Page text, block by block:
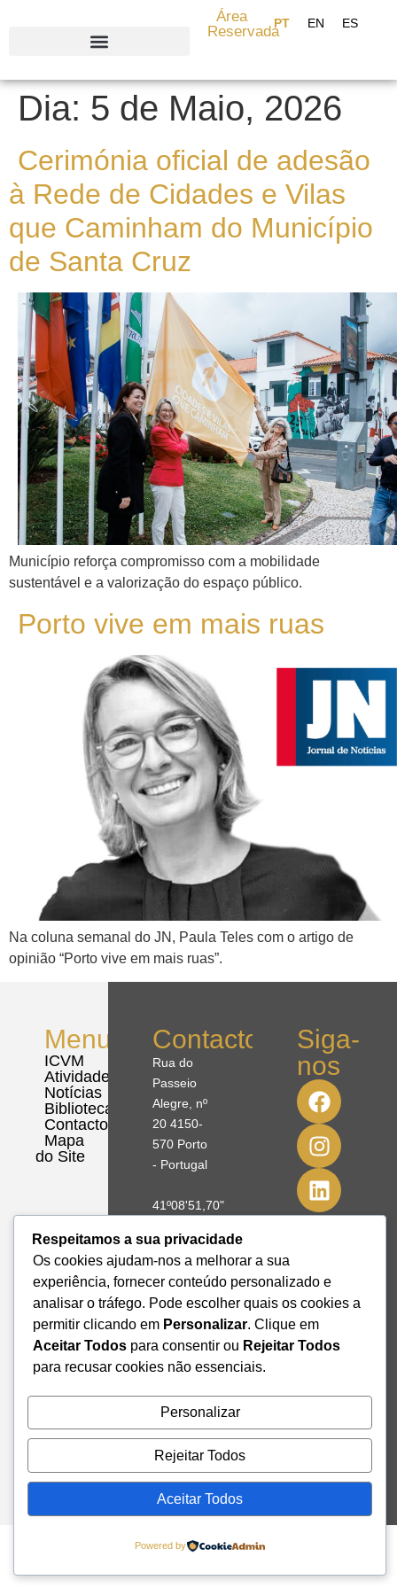
Área
Reservada
Dia: 5 de Maio, 2026
Cerimónia oficial de adesão
à Rede de Cidades e Vilas
que Caminham do Município
de Santa Cruz
Município reforça compromisso com a mobilidade
sustentável e a valorização do espaço público.
Porto vive em mais ruas
Na coluna semanal do JN, Paula Teles com o artigo de
opinião “Porto vive em mais ruas”.
Menu
ICVM
Atividades
Notícias
Biblioteca
Contactos
Mapa
do Site
Contactos
Rua do
Passeio
Alegre, nº
20 4150-
570 Porto
- Portugal
41º08'51,70"
8º39'41,76"
W
+351 228
328 115
geral@institutodemobilidade.org
Subscreva
Newsletter
Send
Siga-
nos
Respeitamos a sua privacidade
Os cookies ajudam-nos a melhorar a sua
experiência, fornecer conteúdo personalizado e
analisar o tráfego. Pode escolher quais os cookies a
permitir clicando em Personalizar. Clique em
Aceitar Todos para consentir ou Rejeitar Todos
para recusar cookies não essenciais.
Personalizar
Rejeitar Todos
Aceitar Todos
Powered by